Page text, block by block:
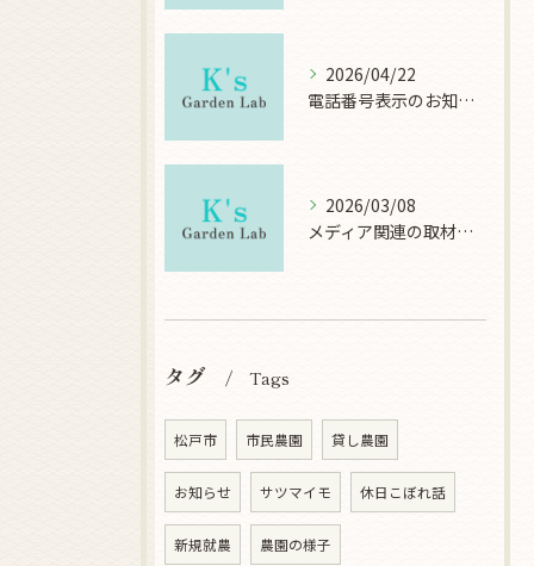
2026/04/22
電話番号表示のお知らせ
2026/03/08
メディア関連の取材について
タグ Tags
松戸市 市民農園 貸し農園
お知らせ サツマイモ 休日こぼれ話
新規就農 農園の様子